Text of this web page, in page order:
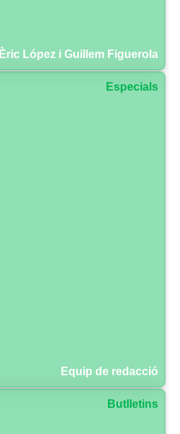
Èric López i Guillem Figuerola
Especials
Equip de redacció
Butlletins